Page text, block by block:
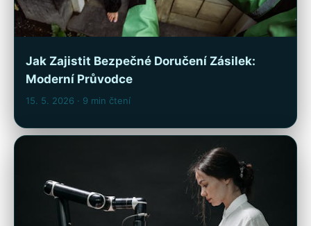
Jak Zajistit Bezpečné Doručení Zásilek:
Moderní Průvodce
15. 5. 2026 · 9 min čtení